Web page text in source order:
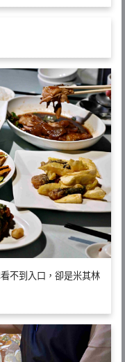
不到入口，卻是米其林